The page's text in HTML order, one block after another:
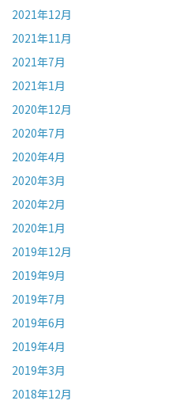
2021年12月
2021年11月
2021年7月
2021年1月
2020年12月
2020年7月
2020年4月
2020年3月
2020年2月
2020年1月
2019年12月
2019年9月
2019年7月
2019年6月
2019年4月
2019年3月
2018年12月